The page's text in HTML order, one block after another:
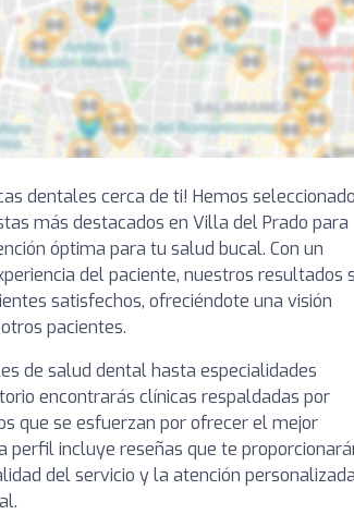
dentales cerca de ti! Hemos seleccionado
más destacados en Villa del Prado para
óptima para tu salud bucal. Con un
del paciente, nuestros resultados
satisfechos, ofreciéndote una visión
pacientes.
de salud dental hasta especialidades
encontrarás clínicas respaldadas por
que se esfuerzan por ofrecer el mejor
perfil incluye reseñas que te
del servicio y la atención personalizada